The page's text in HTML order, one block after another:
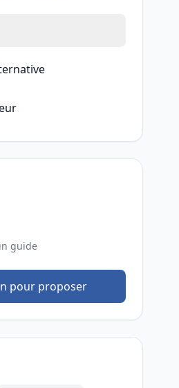
guide
pour proposer